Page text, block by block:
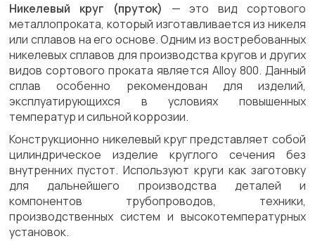
Никелевый круг (пруток) — это вид сортового
металлопроката, который изготавливается из никеля
или сплавов на его основе. Одним из востребованных
никелевых сплавов для производства кругов и других
видов сортового проката является Alloy 800. Данный
сплав особенно рекомендован для изделий,
эксплуатирующихся в условиях повышенных
температур и сильной коррозии.
Конструкционно никелевый круг представляет собой
цилиндрическое изделие круглого сечения без
внутренних пустот. Используют круги как заготовку
для дальнейшего производства деталей и
компонентов трубопроводов, техники,
производственных систем и высокотемпературных
установок.